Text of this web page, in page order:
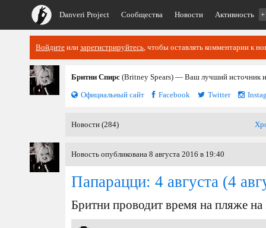
Danveri Project Сообщества Новости Активность
Войдите или зарегистрируйтесь, чтобы оставлять комментарии к
Бритни Спирс (Britney Spears) — Ваш лучший источник
Официальный сайт
Facebook Twitter
Новости (284)
Новость опубликована 8 августа 2016 в 19:40
Папарацци: 4 августа (4
Бритни проводит время на пляже на